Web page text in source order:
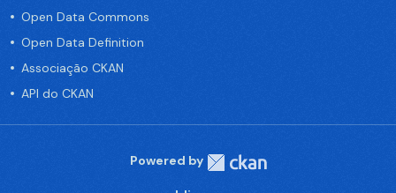
Open Data Commons
Open Data Definition
Associação CKAN
API do CKAN
Powered by